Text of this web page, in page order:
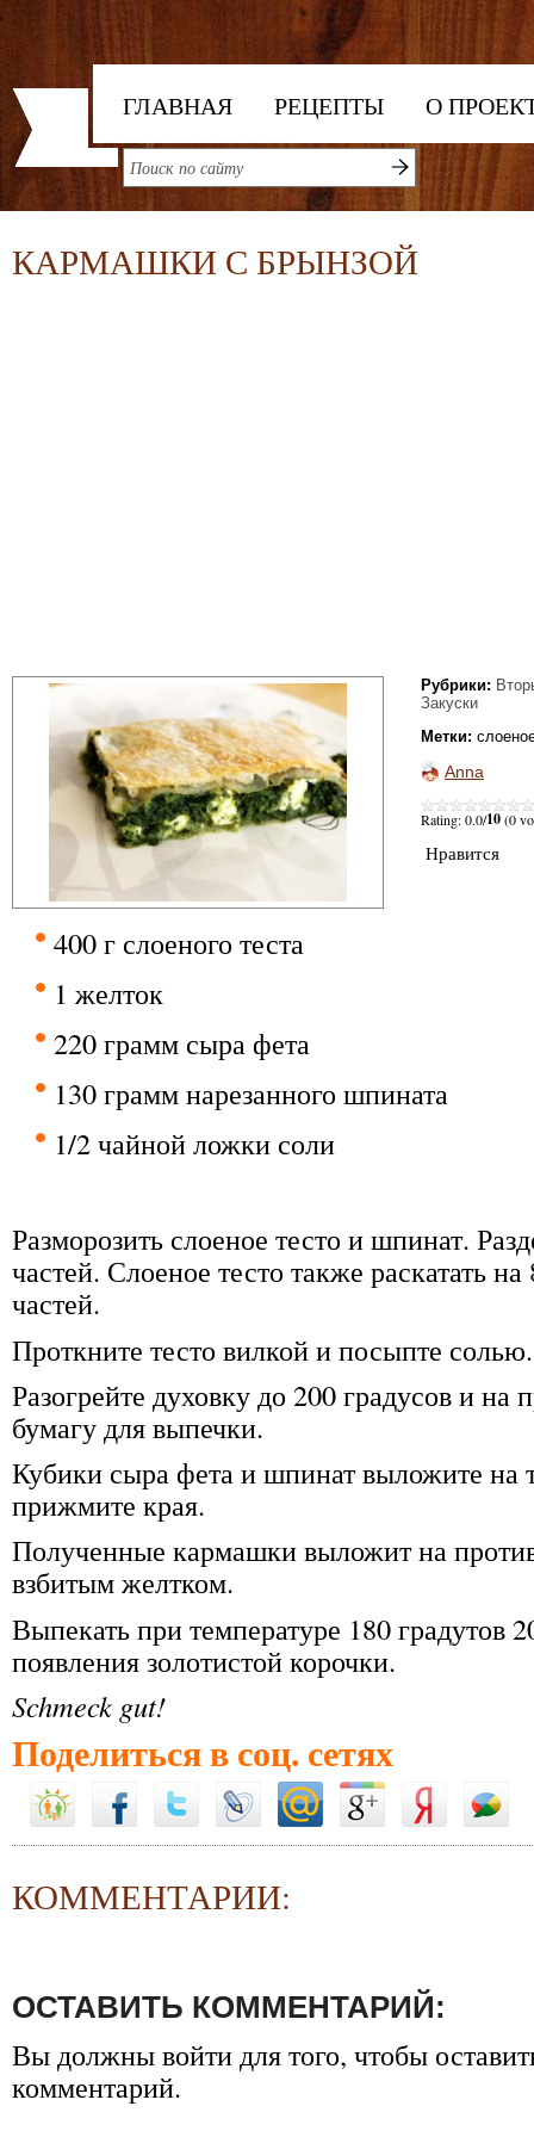
ГЛАВНАЯ РЕЦЕПТЫ О
КАРМАШКИ С БРЫНЗОЙ
Рубрики:
Закуски
Метки:
Anna
Rating: 0.0/10(0
Нравится
400 г слоеного теста
1 желток
220 грамм сыра фета
130 грамм нарезанного шпината
1/2 чайной ложки соли
Разморозить слоеное тесто и шпинат.
частей. Слоеное тесто также раскатать
частей.
Проткните тесто вилкой и посыпте солью.
Разогрейте духовку до 200 градусов и на
бумагу для выпечки.
Кубики сыра фета и шпинат выложите на
прижмите края.
Полученные кармашки выложит на
взбитым желтком.
Выпекать при температуре 180 градутов
появления золотистой корочки.
Schmeck gut!
Поделиться в соц. сетях
КОММЕНТАРИИ:
ОСТАВИТЬ КОММЕНТАРИЙ:
Вы должнывойти для того, чтобы
комментарий.